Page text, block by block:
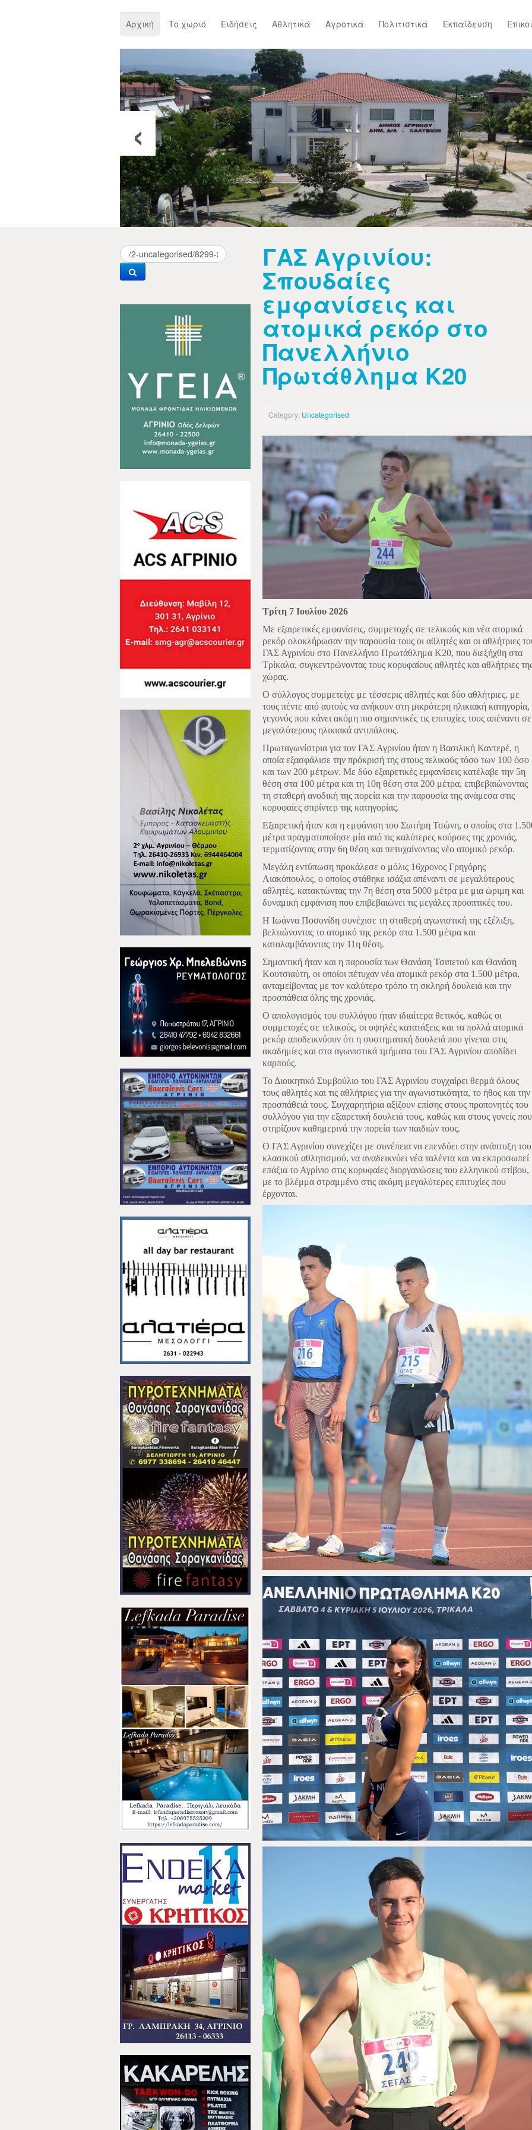
Αρχική Το χωριό Ειδήσεις Αθλητικά Αγροτικά Πολιτιστικά Εκπαίδευση
‹
ΓΑΣ Αγρινίου:
Σπουδαίες
εμφανίσεις και
ατομικά ρεκόρ στο
Πανελλήνιο
Πρωτάθλημα Κ20
Category: Uncategorised
Τρίτη 7 Ιουλίου 2026
Με εξαιρετικές εμφανίσεις, συμμετοχές σε τελικούς και νέα ατομικά
ρεκόρ ολοκλήρωσαν την παρουσία τους οι αθλητές και οι αθλήτριες
ΓΑΣ Αγρινίου στο Πανελλήνιο Πρωτάθλημα Κ20, που διεξήχθη στα
Τρίκαλα, συγκεντρώνοντας τους κορυφαίους αθλητές και αθλήτριες
χώρας.
Ο σύλλογος συμμετείχε με τέσσερις αθλητές και δύο αθλήτριες, με
τους πέντε από αυτούς να ανήκουν στη μικρότερη ηλικιακή κατηγορία,
γεγονός που κάνει ακόμη πιο σημαντικές τις επιτυχίες τους απέναντι σε
μεγαλύτερους ηλικιακά αντιπάλους.
Πρωταγωνίστρια για τον ΓΑΣ Αγρινίου ήταν η Βασιλική Καντερέ, η
οποία εξασφάλισε την πρόκρισή της στους τελικούς τόσο των 100 όσο
και των 200 μέτρων. Με δύο εξαιρετικές εμφανίσεις κατέλαβε την 5η
θέση στα 100 μέτρα και τη 10η θέση στα 200 μέτρα, επιβεβαιώνοντας
τη σταθερή ανοδική της πορεία και την παρουσία της ανάμεσα στις
κορυφαίες σπρίντερ της κατηγορίας.
Εξαιρετική ήταν και η εμφάνιση του Σωτήρη Τσώνη, ο οποίος στα
μέτρα πραγματοποίησε μία από τις καλύτερες κούρσες της χρονιάς,
τερματίζοντας στην 6η θέση και πετυχαίνοντας νέο ατομικό ρεκόρ.
Μεγάλη εντύπωση προκάλεσε ο μόλις 16χρονος Γρηγόρης
Λιακόπουλος, ο οποίος στάθηκε ισάξια απέναντι σε μεγαλύτερους
αθλητές, κατακτώντας την 7η θέση στα 5000 μέτρα με μια ώριμη και
δυναμική εμφάνιση που επιβεβαιώνει τις μεγάλες προοπτικές του.
Η Ιωάννα Ποσονίδη συνέχισε τη σταθερή αγωνιστική της εξέλιξη,
βελτιώνοντας το ατομικό της ρεκόρ στα 1.500 μέτρα και
καταλαμβάνοντας την 11η θέση.
Σημαντική ήταν και η παρουσία των Θανάση Τσιπετού και Θανάση
Κουτσιαύτη, οι οποίοι πέτυχαν νέα ατομικά ρεκόρ στα 1.500 μέτρα,
ανταμείβοντας με τον καλύτερο τρόπο τη σκληρή δουλειά και την
προσπάθεια όλης της χρονιάς.
Ο απολογισμός του συλλόγου ήταν ιδιαίτερα θετικός, καθώς οι
συμμετοχές σε τελικούς, οι υψηλές κατατάξεις και τα πολλά ατομικά
ρεκόρ αποδεικνύουν ότι η συστηματική δουλειά που γίνεται στις
ακαδημίες και στα αγωνιστικά τμήματα του ΓΑΣ Αγρινίου αποδίδει
καρπούς.
Το Διοικητικό Συμβούλιο του ΓΑΣ Αγρινίου συγχαίρει θερμά όλους
τους αθλητές και τις αθλήτριες για την αγωνιστικότητα, το ήθος και την
προσπάθειά τους. Συγχαρητήρια αξίζουν επίσης στους προπονητές του
συλλόγου για την εξαιρετική δουλειά τους, καθώς και στους γονείς που
στηρίζουν καθημερινά την πορεία των παιδιών τους.
Ο ΓΑΣ Αγρινίου συνεχίζει με συνέπεια να επενδύει στην ανάπτυξη του
κλασικού αθλητισμού, να αναδεικνύει νέα ταλέντα και να εκπροσωπεί
επάξια το Αγρίνιο στις κορυφαίες διοργανώσεις του ελληνικού στίβου,
με το βλέμμα στραμμένο στις ακόμη μεγαλύτερες επιτυχίες που
έρχονται.